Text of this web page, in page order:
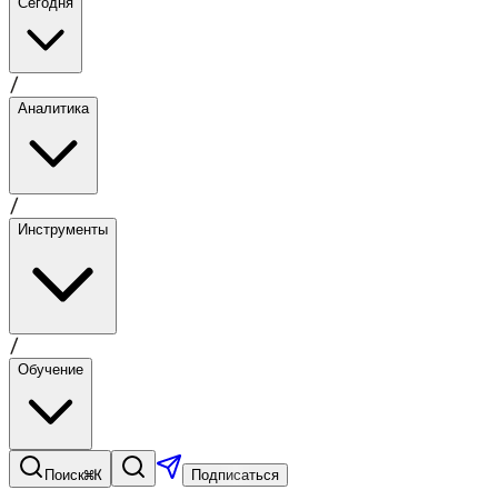
/
Аналитика
/
Инструменты
/
Обучение
Поиск⌘K Подписаться